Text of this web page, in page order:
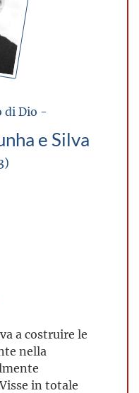
di Dio -
e Silva
a costruire le
nella
in totale